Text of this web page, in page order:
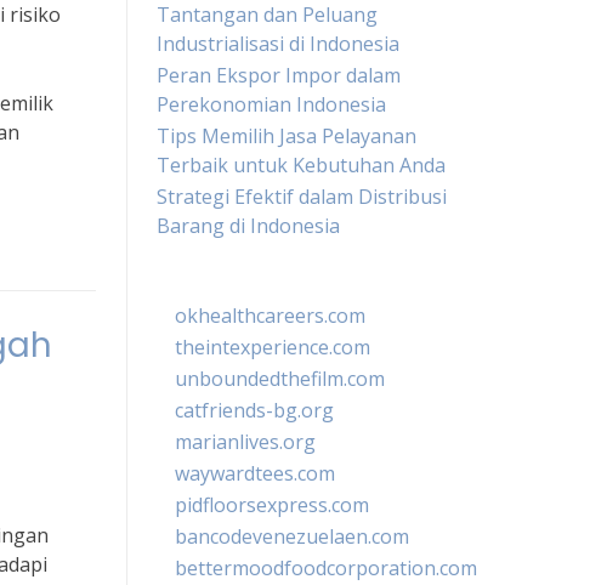
risiko
Tantangan dan Peluang
Industrialisasi di Indonesia
Peran Ekspor Impor dalam
Perekonomian Indonesia
Tips Memilih Jasa Pelayanan
Terbaik untuk Kebutuhan Anda
Strategi Efektif dalam Distribusi
Barang di Indonesia
okhealthcareers.com
theintexperience.com
unboundedthefilm.com
catfriends-bg.org
marianlives.org
waywardtees.com
pidfloorsexpress.com
bancodevenezuelaen.com
bettermoodfoodcorporation.com